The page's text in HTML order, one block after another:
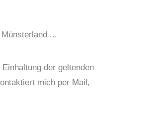
...
der geltenden
mich per Mail,